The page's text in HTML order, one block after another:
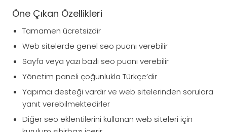
Öne Çıkan Özellikleri
Tamamen ücretsizdir
Web sitelerde genel seo puanı verebilir
Sayfa veya yazı bazlı seo puanı verebilir
Yönetim paneli çoğunlukla Türkçe’dir
Yapımcı desteği vardır ve web sitelerinden sorulara
yanıt verebilmektedirler
Diğer seo eklentilerini kullanan web siteleri için